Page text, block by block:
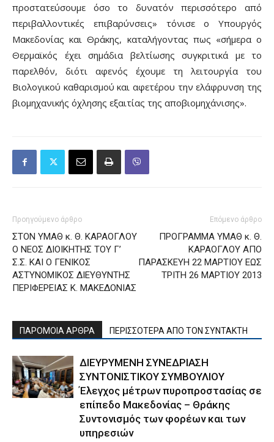
προστατεύσουμε όσο το δυνατόν περισσότερο από
περιβαλλοντικές επιβαρύνσεις» τόνισε ο Υπουργός
Μακεδονίας και Θράκης, καταλήγοντας πως «σήμερα ο
Θερμαϊκός έχει σημάδια βελτίωσης συγκριτικά με το
παρελθόν, διότι αφενός έχουμε τη λειτουργία του
Βιολογικού καθαρισμού και αφετέρου την ελάφρυνση της
βιομηχανικής όχλησης εξαιτίας της αποβιομηχάνισης».
Προηγούμενο άρθρο
ΣΤΟΝ ΥΜΑΘ κ. Θ. ΚΑΡΑΟΓΛΟΥ
Ο ΝΕΟΣ ΔΙΟΙΚΗΤΗΣ ΤΟΥ Γ’
Σ.Σ. ΚΑΙ Ο ΓΕΝΙΚΟΣ
ΑΣΤΥΝΟΜΙΚΟΣ ΔΙΕΥΘΥΝΤΗΣ
ΠΕΡΙΦΕΡΕΙΑΣ Κ. ΜΑΚΕΔΟΝΙΑΣ
Επόμενο άρθρο
ΠΡΟΓΡΑΜΜΑ ΥΜΑΘ κ. Θ.
ΚΑΡΑΟΓΛΟΥ ΑΠΟ
ΠΑΡΑΣΚΕΥΗ 22 ΜΑΡΤΙΟΥ ΕΩΣ
ΤΡΙΤΗ 26 ΜΑΡΤΙΟΥ 2013
ΠΑΡΟΜΟΙΑ ΑΡΘΡΑ ΠΕΡΙΣΣΟΤΕΡΑ ΑΠΟ ΤΟΝ ΣΥΝΤΑΚΤΗ
ΔΙΕΥΡΥΜΕΝΗ ΣΥΝΕΔΡΙΑΣΗ
ΣΥΝΤΟΝΙΣΤΙΚΟΥ ΣΥΜΒΟΥΛΙΟΥ
Έλεγχος μέτρων πυροπροστασίας σε
επίπεδο Μακεδονίας – Θράκης
Συντονισμός των φορέων και των
υπηρεσιών